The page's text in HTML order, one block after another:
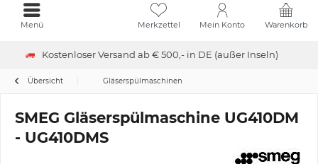
Kostenloser Versand ab € 500,- in DE (außer Inseln)
Warenkorb
Merkzettel Mein Konto
Menü
Übersicht Gläserspülmaschinen
SMEG Gläserspülmaschine UG410DM
- UG410DMS